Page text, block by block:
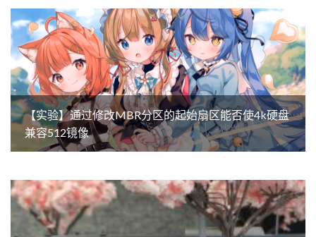
【实验】通过修改MBR分区的起始扇区能否使4k硬盘
兼容512镜像